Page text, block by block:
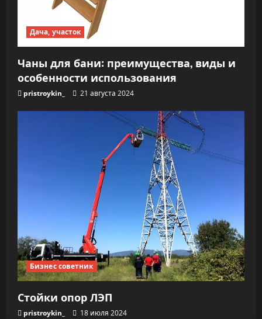
Дача, участок
Чаны для бани: преимущества, виды и
особенности использования
pristroykin_ 21 августа 2024
Бизнес советник
Стойки опор ЛЭП
pristroykin_ 18 июля 2024